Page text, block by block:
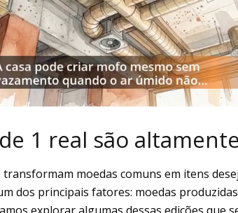
1 real são
moedas comuns em itens
dos principais fatores: moedas